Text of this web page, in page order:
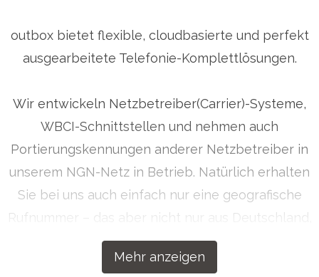
Mehr anzeigen
outbox bietet flexible, cloudbasierte und perfekt
ausgearbeitete Telefonie-Komplettlösungen.
Wir entwickeln Netzbetreiber(Carrier)-Systeme,
WBCI-Schnittstellen und nehmen auch
Portierungskennungen anderer Netzbetreiber in
unserem NGN-Netz in Betrieb. Natürlich erhalten
Sie bei uns auch einfach nur eine geografische
Rufnummer – das aber nicht nur aus Deutschland,
sondern auf Wunsch auch aus über 50 Ländern
weltweit. Getreu dem Motto „Wenn wir etwas